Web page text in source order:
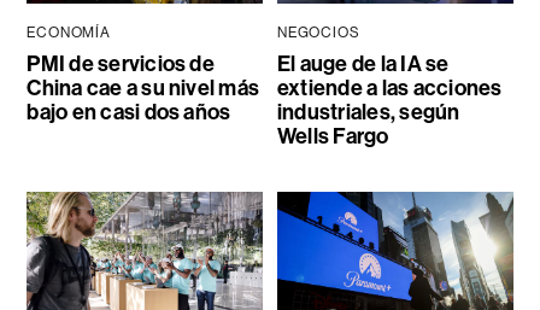
ECONOMÍA
PMI de servicios de
China cae a su nivel más
bajo en casi dos años
NEGOCIOS
El auge de la IA se
extiende a las acciones
industriales, según
Wells Fargo